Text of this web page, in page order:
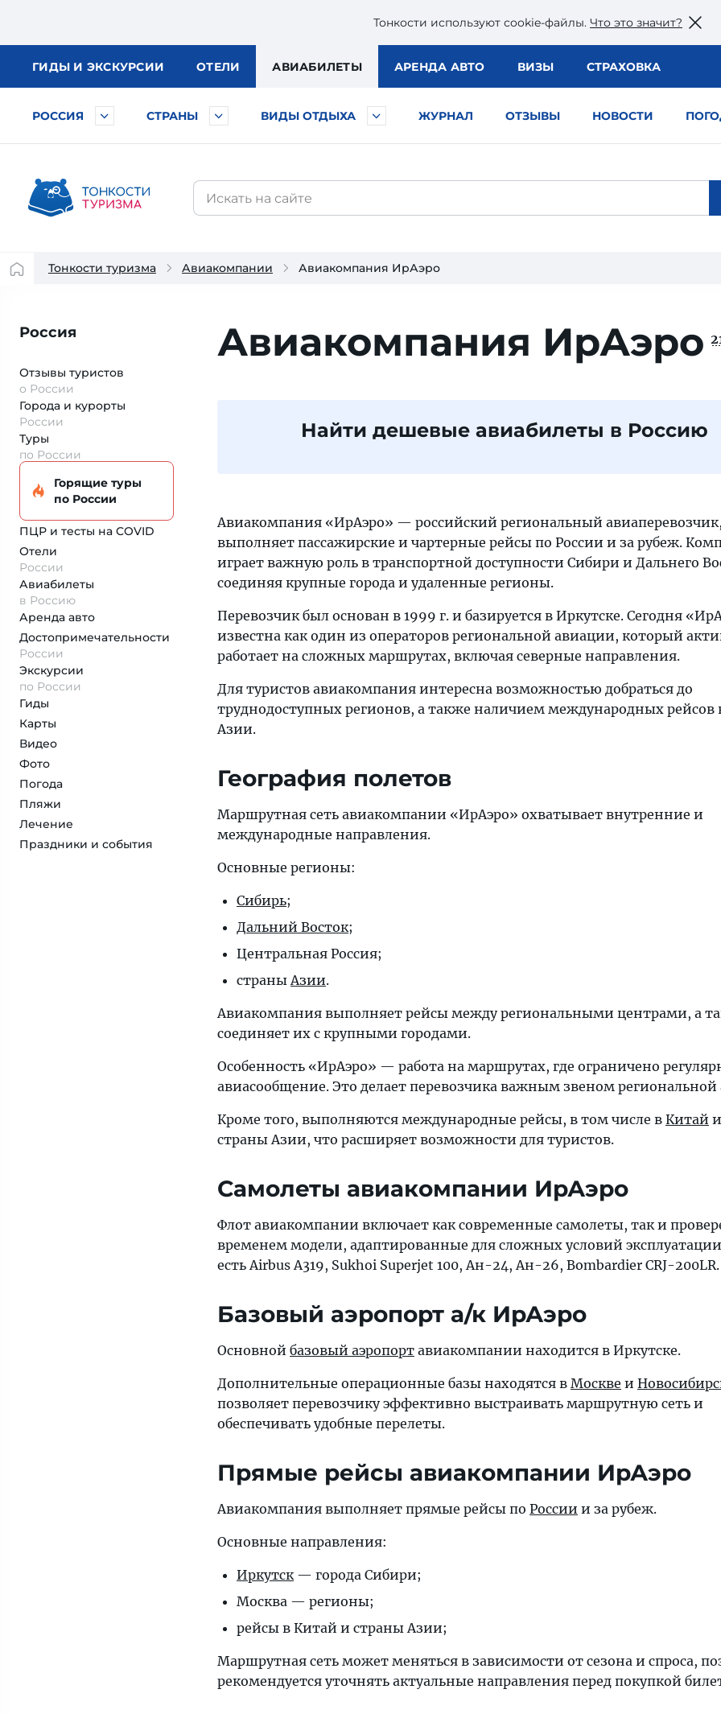
Тонкости используют сookie-файлы. Что это значит?
ГИДЫ И ЭКСКУРСИИ ОТЕЛИ АВИАБИЛЕТЫ АРЕНДА АВТО ВИЗЫ СТРАХОВКА
РОССИЯ СТРАНЫ ВИДЫ ОТДЫХА ЖУРНАЛ ОТЗЫВЫ НОВОСТИ
Тонкости туризма Авиакомпании Авиакомпания ИрАэро
Россия
Отзывы туристов
о России
Города и курорты
России
Туры
по России
Горящие туры
по России
ПЦР и тесты на COVID
Отели
России
Авиабилеты
в Россию
Аренда авто
Достопримеча­тельности
России
Экскурсии
по России
Гиды
Карты
Видео
Фото
Погода
Пляжи
Лечение
Праздники и события
Авиакомпания ИрАэро
Найти дешевые авиабилеты в Россию
Авиакомпания «ИрАэро» — российский региональный
выполняет пассажирские и чартерные рейсы по России и за рубеж.
играет важную роль в транспортной доступности Сибири и Дальнего
соединяя крупные города и удаленные регионы.
Перевозчик был основан в 1999 г. и базируется в Иркутске. Сегодня
известна как один из операторов региональной авиации, который
работает на сложных маршрутах, включая северные направления.
Для туристов авиакомпания интересна возможностью добраться до
труднодоступных регионов, а также наличием международных рейсов
Азии.
География полетов
Маршрутная сеть авиакомпании «ИрАэро» охватывает внутренние и
международные направления.
Основные регионы:
Сибирь;
Дальний Восток;
Центральная Россия;
страныАзии.
Авиакомпания выполняет рейсы между региональными центрами, а
соединяет их с крупными городами.
Особенность «ИрАэро» — работа на маршрутах, где ограничено
авиасообщение. Это делает перевозчика важным звеном
Кроме того, выполняются международные рейсы, в том числе в Китай
страны Азии, что расширяет возможности для туристов.
Самолеты авиакомпании ИрАэро
Флот авиакомпании включает как современные самолеты, так и
временем модели, адаптированные для сложных условий
есть Airbus A319, Sukhoi Superjet 100, Ан-24, Ан-26, Bombardier CRJ-200LR.
Базовый аэропорт а/к ИрАэро
Основной базовый аэропорт авиакомпании находится в Иркутске.
Дополнительные операционные базы находятся в Москве и
позволяет перевозчику эффективно выстраивать маршрутную сеть и
обеспечивать удобные перелеты.
Прямые рейсы авиакомпании ИрАэро
Авиакомпания выполняет прямые рейсы по России и за рубеж.
Основные направления:
Иркутск— города Сибири;
Москва — регионы;
рейсы в Китай и страны Азии;
Маршрутная сеть может меняться в зависимости от сезона и спроса,
рекомендуется уточнять актуальные направления перед покупкой